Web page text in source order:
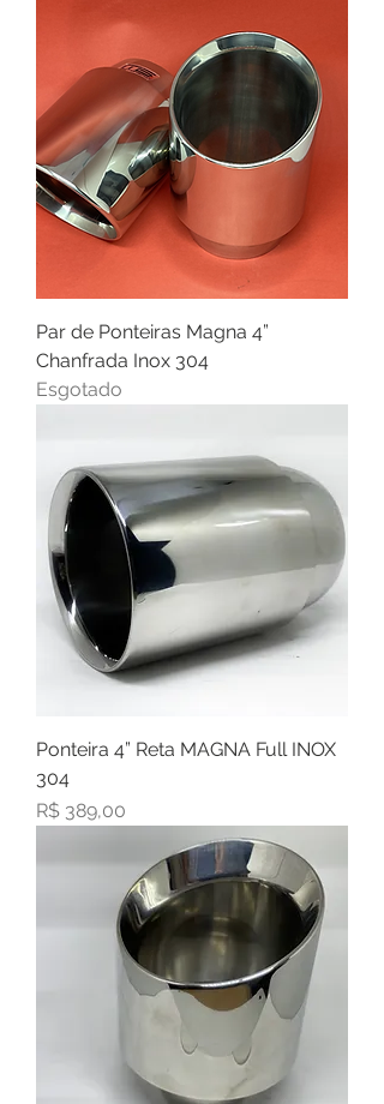
Par de Ponteiras Magna 4”
Chanfrada Inox 304
Esgotado
Ponteira 4” Reta MAGNA Full INOX
304
Preço
R$ 389,00